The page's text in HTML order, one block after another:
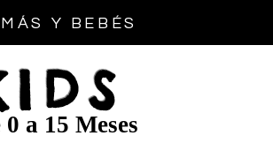
Y BEBÉS
a 15 Meses